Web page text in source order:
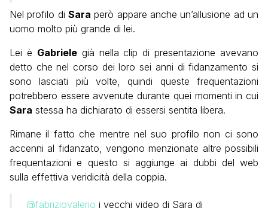
Nel profilo di Sara però appare anche un’allusione ad un
uomo molto più grande di lei.
Lei è Gabrielegià nella clip di presentazione avevano
detto che nel corso dei loro sei anni di fidanzamento si
sono lasciati più volte, quindi queste frequentazioni
potrebbero essere avvenute durante quei momenti in cui
Sara stessa ha dichiarato di essersi sentita libera.
Rimane il fatto che mentre nel suo profilo non ci sono
accenni al fidanzato, vengono menzionate altre possibili
frequentazioni e questo si aggiunge ai dubbi del web
sulla effettiva veridicità della coppia.
@fabriziovalerio i vecchi video di Sara di